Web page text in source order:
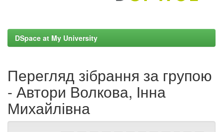
DSpace at My University
Перегляд зібрання за групою
- Автори Волкова, Інна
Михайлівна